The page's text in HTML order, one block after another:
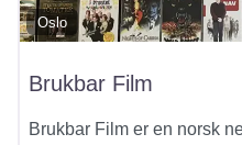
Oslo
Brukbar Film
Brukbar Film er en norsk